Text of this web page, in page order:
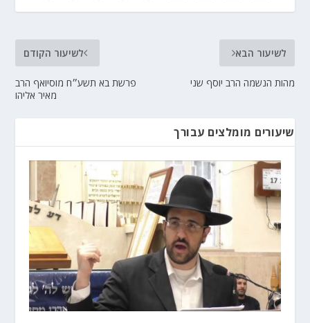
לשיעור הקודם
פרשת בא תשע״ח מוסיואף הרב
מאיר אליהו
לשיעור הבא
מהות הנשמה הרב יוסף שני
שיעורים מומלצים עבורך